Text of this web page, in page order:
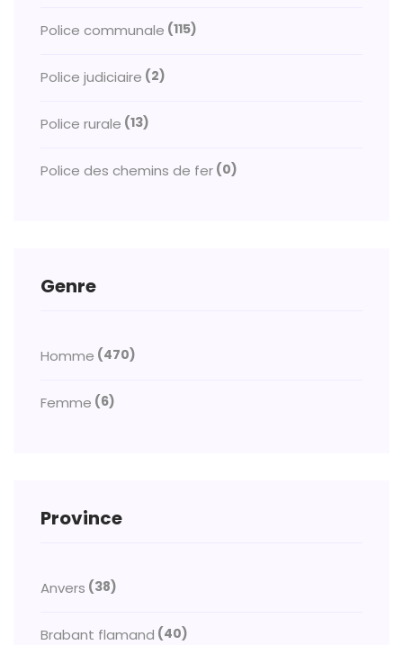
Police communale (115)
Police judiciaire (2)
Police rurale (13)
Police des chemins de fer (0)
Genre
Homme (470)
Femme (6)
Province
Anvers (38)
Brabant flamand (40)